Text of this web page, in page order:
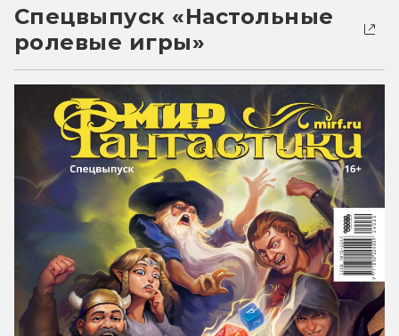
Спецвыпуск «Настольные
ролевые игры»